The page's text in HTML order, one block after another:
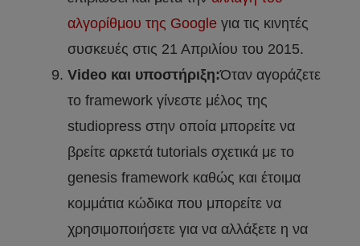
αλγορίθμου της Google για τις κινητές
συσκευές στις 21 Απριλίου του 2015.
Video και υποστήριξη:Όταν αγοράζετε
το framework γίνεστε μέλος της
studiopress στην οποία μπορείτε να
βρείτε αρκετά tutorials σχετικά με το
genesis framework καθώς και έτοιμα
κομμάτια κώδικα που μπορείτε να
χρησιμοποιήσετε για να αλλάξετε η να